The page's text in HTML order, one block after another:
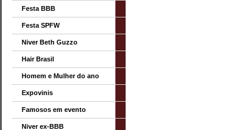
Festa BBB
Festa SPFW
Niver Beth Guzzo
Hair Brasil
Homem e Mulher do ano
Expovinis
Famosos em evento
Niver ex-BBB